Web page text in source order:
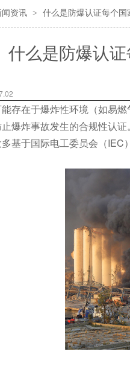
闻资讯 > 什么是防爆认证每个
什么是防爆认
在于爆炸性环境（如易燃
爆炸事故发生的合规性认
基于国际电工委员会（